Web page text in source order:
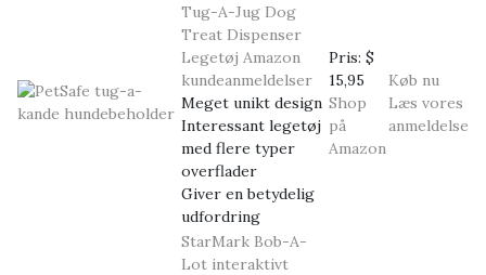
Tug-A-Jug Dog
Treat Dispenser
Legetøj Amazon
kundeanmeldelser
Meget unikt design
Interessant legetøj
med flere typer
overflader
Giver en betydelig
udfordring
Pris: $
15,95
Shop
på
Amazon
Køb nu
Læs vores
anmeldelse
StarMark Bob-A-
Lot interaktivt